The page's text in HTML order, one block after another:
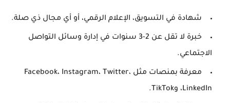
شهادة في التسويق، الإعلام الرقمي، أو أي مجال ذي صلة.
خبرة لا تقل عن 2-3 سنوات في إدارة وسائل التواصل
الاجتماعي.
معرفة بمنصات مثل Facebook، Instagram، Twitter،
LinkedIn، وTikTok.